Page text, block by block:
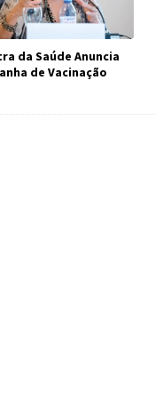
da Saúde Anuncia
de Vacinação